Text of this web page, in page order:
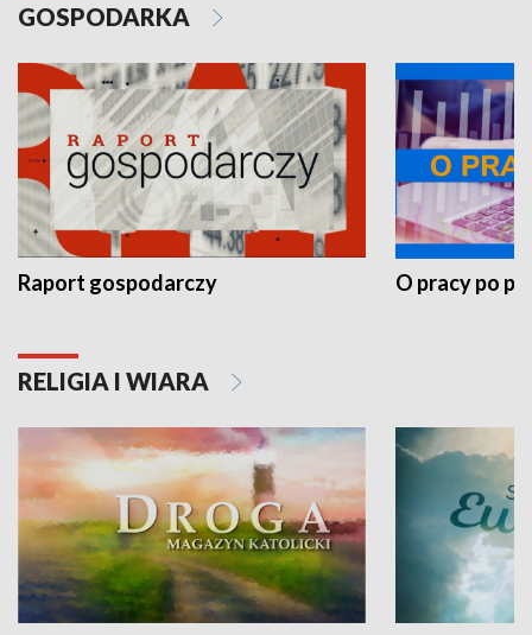
GOSPODARKA
Raport gospodarczy O pracy po
RELIGIA I WIARA